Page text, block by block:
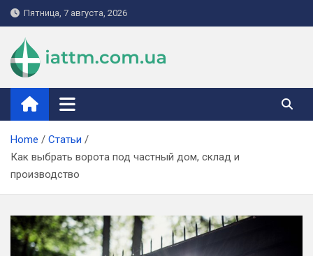
Skip
to
content
Пятница, 7 августа, 2026
iattm.com.ua
Home
Статьи
Как выбрать ворота под частный дом, склад и
производство